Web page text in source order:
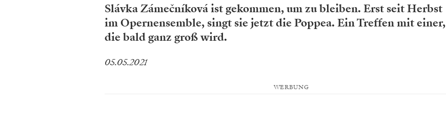
Slávka Zámečníková ist gekommen, um zu bleiben. Erst seit Herbst
im Opernensemble, singt sie jetzt die Poppea. Ein Treffen mit einer,
die bald ganz groß wird.
05.05.2021
WERBUNG